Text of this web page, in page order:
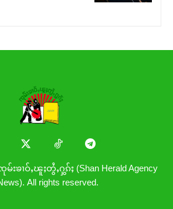
မ်းၶၢဝ်ႇၽူႈတွႆႇႁွၵ်ႈ (Shan Herald Agency
All rights reserved.